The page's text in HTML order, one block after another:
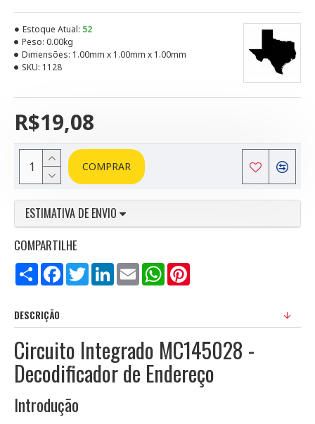
R$19,08
Estoque Atual: 52
Peso: 0.00kg
Dimensões: 1.00mm x 1.00mm x 1.00mm
SKU: 1128
COMPRAR
ESTIMATIVA DE ENVIO
COMPARTILHE
Compartilhar
FacebookTwitterLinkedInEmail WhatsApp
DESCRIÇÃO
Circuito Integrado MC145028 -
Decodificador de Endereço
Introdução